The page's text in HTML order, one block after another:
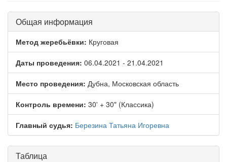
Общая информация
Метод жеребьёвки: Круговая
Даты проведения: 06.04.2021 - 21.04.2021
Место проведения: Дубна, Московская область
Контроль времени: 30' + 30" (Классика)
Главный судья: Березина Татьяна Игоревна
Таблица